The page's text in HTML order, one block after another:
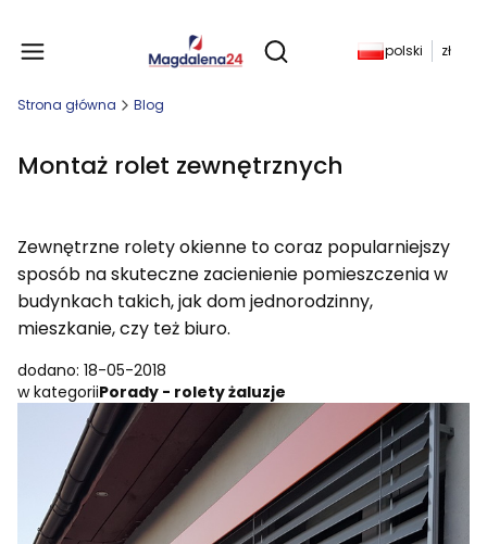
Otwórz wyszukiwarkę
Produkty w
polski zł
Strona główna Blog
Montaż rolet zewnętrznych
Zewnętrzne rolety okienne to coraz popularniejszy
sposób na skuteczne zacienienie pomieszczenia w
budynkach takich, jak dom jednorodzinny,
mieszkanie, czy też biuro.
dodano: 18-05-2018
w kategoriiPorady - rolety żaluzje